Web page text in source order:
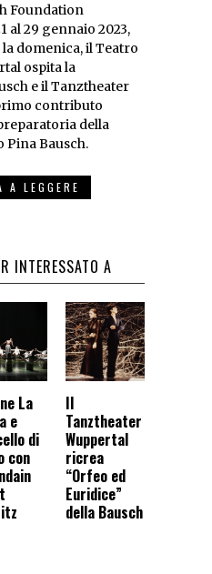
Foundation
al 29 gennaio 2023,
la domenica, il Teatro
ospita la
e il Tanztheater
contributo
della
Pina Bausch.
A LEGGERE
INTERESSATO A
La
e
di
con
Il
Tanztheater
Wuppertal
ricrea
“Orfeo ed
Euridice”
della Bausch